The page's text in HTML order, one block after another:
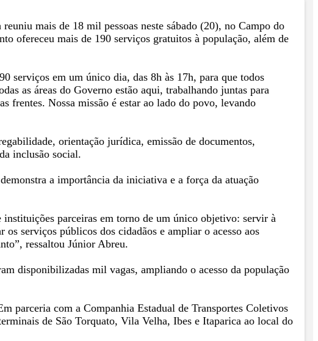
mais de 18 mil pessoas neste sábado (20), no Campo do
ofereceu mais de 190 serviços gratuitos à população, além de
serviços em um único dia, das 8h às 17h, para que todos
as áreas do Governo estão aqui, trabalhando juntas para
frentes. Nossa missão é estar ao lado do povo, levando
orientação jurídica, emissão de documentos,
inclusão social.
a importância da iniciativa e a força da atuação
parceiras em torno de um único objetivo: servir à
serviços públicos dos cidadãos e ampliar o acesso aos
ressaltou Júnior Abreu.
disponibilizadas mil vagas, ampliando o acesso da população
parceria com a Companhia Estadual de Transportes Coletivos
de São Torquato, Vila Velha, Ibes e Itaparica ao local do